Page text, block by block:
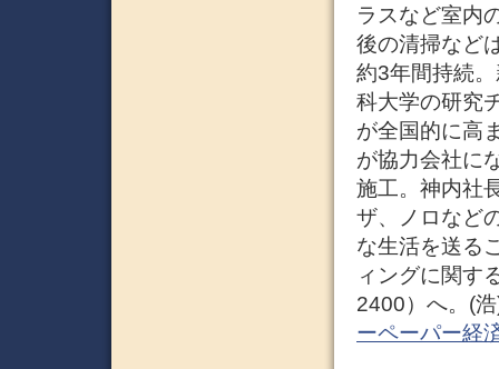
ラスなど室内
後の清掃など
約3年間持続
科大学の研究
が全国的に高
が協力会社に
施工。神内社
ザ、ノロなど
な生活を送る
ィングに関す
2400）へ。(
ーペーパー経